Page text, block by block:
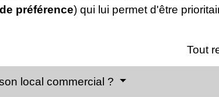
préférence) qui lui permet d'être
Tout
local commercial ?